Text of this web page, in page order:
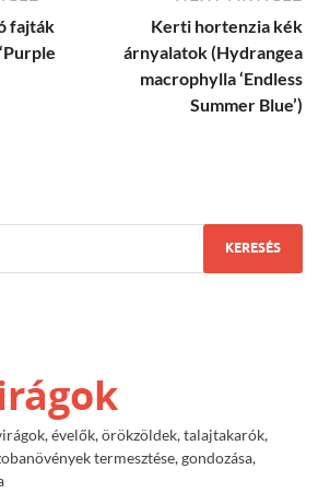
fajták
Kerti hortenzia kék
árnyalatok (Hydrangea
macrophylla ‘Endless
Summer Blue’)
évelők, örökzöldek, talajtakarók,
termesztése, gondozása,